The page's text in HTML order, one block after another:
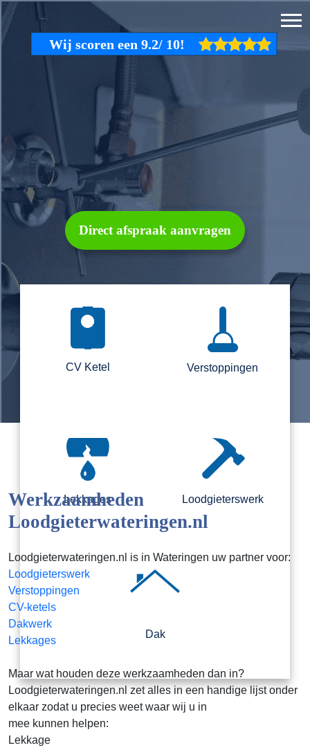
Direct afspraak aanvragen
CV Ketel Verstoppingen
Lekkages Loodgieterswerk
Dak
Werkzaamheden
Loodgieterwateringen.nl
Loodgieterwateringen.nl is in Wateringen uw partner voor:
Loodgieterswerk
Verstoppingen
CV-ketels
Dakwerk
Lekkages
Maar wat houden deze werkzaamheden dan in?
Loodgieterwateringen.nl zet alles in een handige lijst onder
elkaar zodat u precies weet waar wij u in
mee kunnen helpen:
Lekkage